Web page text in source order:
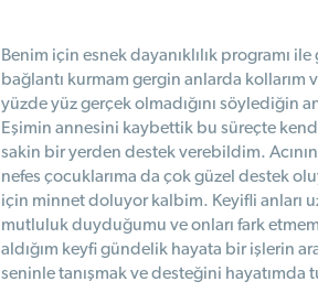
Benim için esnek dayanıklılık programı
bağlantı kurmam gergin anlarda kollarım
yüzde yüz gerçek olmadığını
Eşimin annesini kaybettik bu süreçte
sakin bir yerden destek verebildim.
nefes çocuklarıma da çok güzel destek
için minnet doluyor kalbim. Keyifli anları
mutluluk duyduğumu ve onları fark
aldığım keyfi gündelik hayata bir işlerin
seninle tanışmak ve desteğini